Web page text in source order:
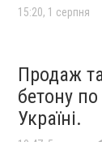
15:20, 1 серпня
Продаж
бетону
Україні.